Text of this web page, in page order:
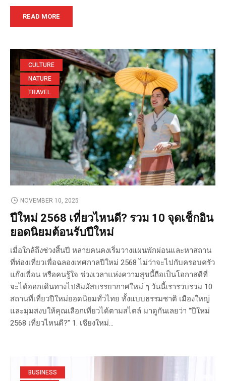
READ MORE
CULTURE
NATURE
TRAVEL
NOVEMBER 10, 2025
ปีใหม่ 2568 เที่ยวไหนดี? รวม 10 จุดเช็กอิน
ยอดนิยมต้อนรับปีใหม่
เมื่อใกล้ถึงช่วงสิ้นปี หลายคนคงเริ่มวางแผนพักผ่อนและหาสถาน
ที่ท่องเที่ยวเพื่อฉลองเทศกาลปีใหม่ 2568 ไม่ว่าจะไปกับครอบครัว
แก๊งเพื่อน หรือคนรู้ใจ ช่วงเวลาแห่งความสุขนี้ถือเป็นโอกาสดีที่
จะได้ออกเดินทางไปสัมผัสบรรยากาศใหม่ ๆ วันนี้เรารวบรวม 10
สถานที่เที่ยวปีใหม่ยอดนิยมทั่วไทย ทั้งแบบธรรมชาติ เมืองใหญ่
และมุมสงบให้คุณเลือกเที่ยวได้ตามสไตล์ มาดูกันเลยว่า “ปีใหม่
2568 เที่ยวไหนดี?” 1. เชียงใหม่...
BUSINESS